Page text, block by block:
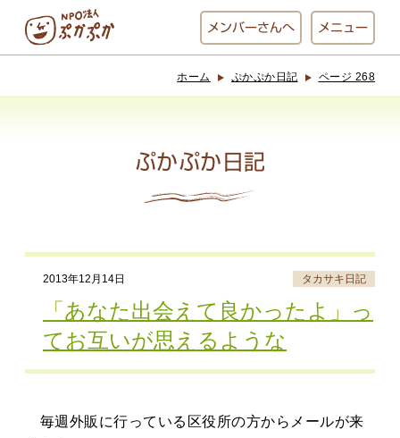
メンバーさんへ メニュー
お休み中
わんど
ホーム ぷかぷか日記 ページ 268
ぷかぷか日記
2013年12月14日 タカサキ日記
「あなた出会えて良かったよ」っ
てお互いが思えるような
毎週外販に行っている区役所の方からメールが来